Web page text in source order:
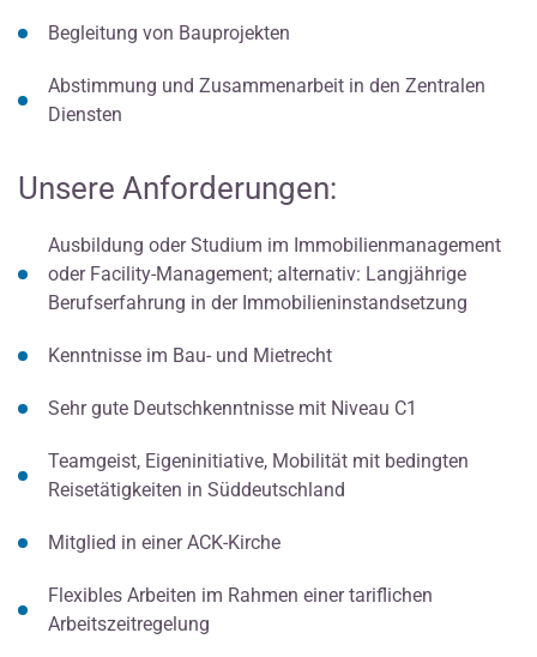
Begleitung von Bauprojekten
Abstimmung und Zusammenarbeit in den Zentralen
Diensten
Unsere Anforderungen:
Ausbildung oder Studium im Immobilienmanagement
oder Facility-Management; alternativ: Langjährige
Berufserfahrung in der Immobilieninstandsetzung
Kenntnisse im Bau- und Mietrecht
Sehr gute Deutschkenntnisse mit Niveau C1
Teamgeist, Eigeninitiative, Mobilität mit bedingten
Reisetätigkeiten in Süddeutschland
Mitglied in einer ACK-Kirche
Flexibles Arbeiten im Rahmen einer tariflichen
Arbeitszeitregelung